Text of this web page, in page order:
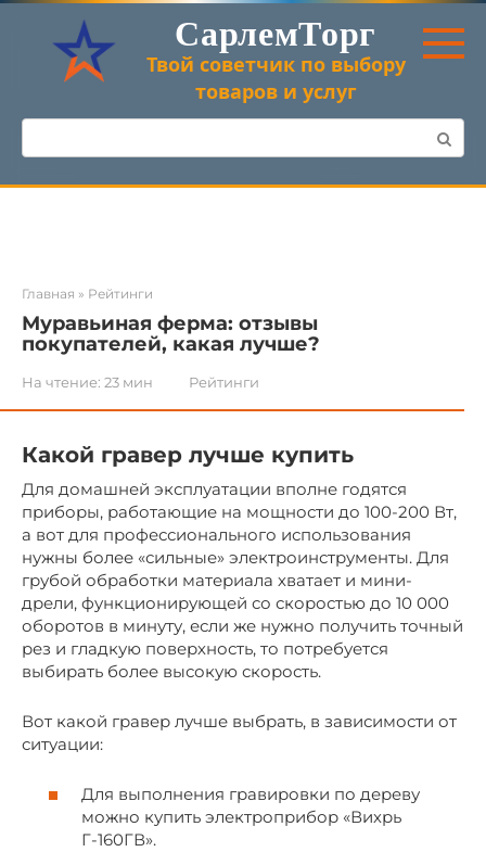
Перейти
контенту
СарлемТорг
Твой советчик по выбору
товаров и услуг
Поиск:
Главная » Рейтинги
Муравьиная ферма: отзывы
покупателей, какая лучше?
На чтение: 23 мин Рейтинги
Какой гравер лучше купить
Для домашней эксплуатации вполне годятся
приборы, работающие на мощности до 100-200 Вт,
а вот для профессионального использования
нужны более «сильные» электроинструменты. Для
грубой обработки материала хватает и мини-
дрели, функционирующей со скоростью до 10 000
оборотов в минуту, если же нужно получить точный
рез и гладкую поверхность, то потребуется
выбирать более высокую скорость.
Вот какой гравер лучше выбрать, в зависимости от
ситуации:
Для выполнения гравировки по дереву
можно купить электроприбор «Вихрь
Г-160ГВ».